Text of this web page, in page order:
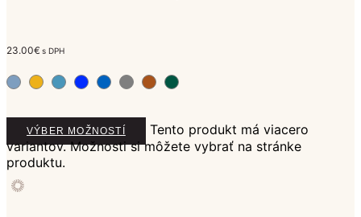
23.00€ s DPH
VÝBER MOŽNOSTÍ
Tento produkt má viacero
variantov. Možnosti si môžete vybrať na stránke
produktu.